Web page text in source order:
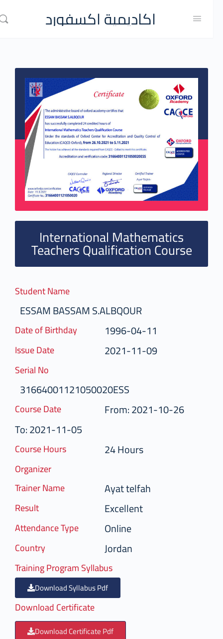
اكاديمية اكسفورد
International Mathematics
Teachers Qualification Course
Student Name
ESSAM BASSAM S.ALBQOUR
Date of Birthday 1996-04-11
Issue Date 2021-11-09
Serial No
31664001121050020ESS
Course Date
From: 2021-10-26
To: 2021-11-05
Course Hours 24 Hours
Organizer
Trainer Name
Ayat telfah
Result Excellent
Attendance Type Online
Country Jordan
Training Program Syllabus
Download Syllabus Pdf
Download Certificate
Download Certificate Pdf